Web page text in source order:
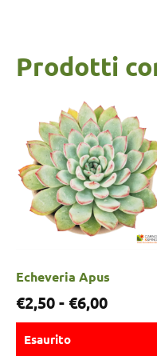
Prodotti
Echeveria Apus
€2,50- €6,00
Esaurito